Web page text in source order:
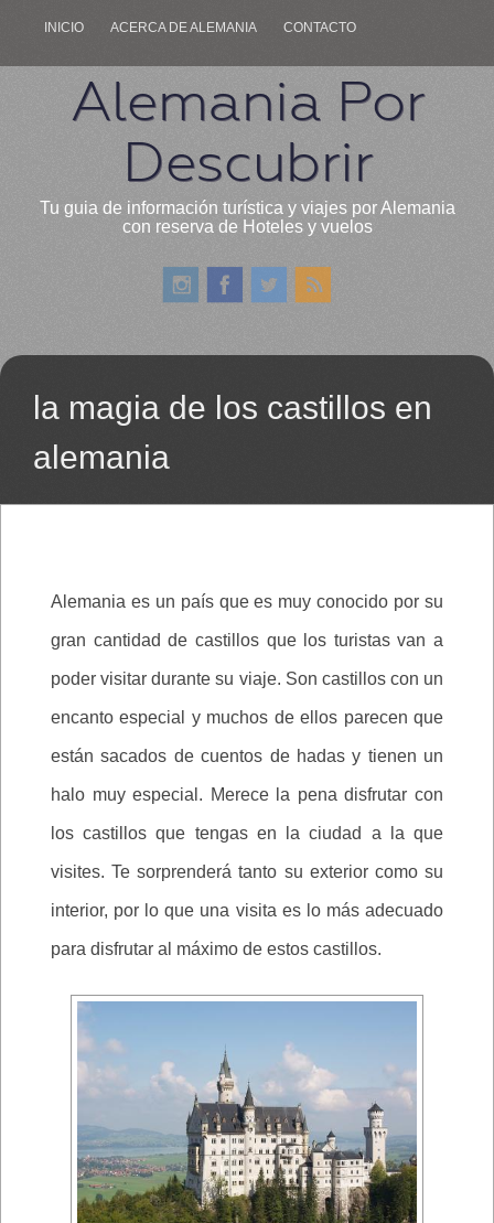
INICIO ACERCA DE ALEMANIA CONTACTO
Alemania Por
Descubrir
Tu guia de información turística y viajes por Alemania
con reserva de Hoteles y vuelos
la magia de los castillos en
alemania
Alemania es un país que es muy conocido por su
gran cantidad de castillos que los turistas van a
poder visitar durante su viaje. Son castillos con un
encanto especial y muchos de ellos parecen que
están sacados de cuentos de hadas y tienen un
halo muy especial. Merece la pena disfrutar con
los castillos que tengas en la ciudad a la que
visites. Te sorprenderá tanto su exterior como su
interior, por lo que una visita es lo más adecuado
para disfrutar al máximo de estos castillos.